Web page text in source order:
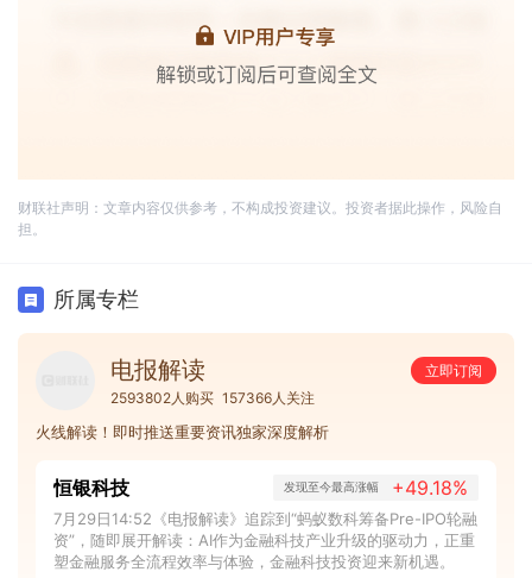
财联社声明：文章内容仅供参考，不构成投资建议。投资者据此操作，风险自
担。
所属专栏
电报解读
立即订阅
2593802人购买 157366人关注
火线解读！即时推送重要资讯独家深度解析
恒银科技 发现至今最高涨幅 +49.18%
7月29日14:52《电报解读》追踪到“蚂蚁数科筹备Pre-IPO轮融
资”，随即展开解读：AI作为金融科技产业升级的驱动力，正重
塑金融服务全流程效率与体验，金融科技投资迎来新机遇。